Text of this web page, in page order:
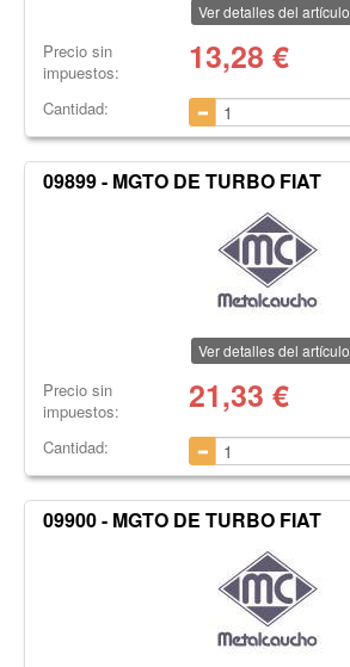
Ver detalles del artículo
Precio sin
impuestos:
13,28 €
Cantidad:
09899 - MGTO DE TURBO FIAT
Ver detalles del artículo
Precio sin
impuestos:
21,33 €
Cantidad:
09900 - MGTO DE TURBO FIAT